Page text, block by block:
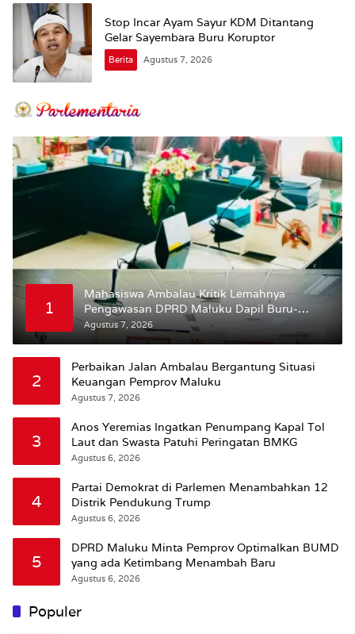
Stop Incar Ayam Sayur KDM Ditantang
Gelar Sayembara Buru Koruptor
Berita Agustus 7, 2026
1
Mahasiswa Ambalau Kritik Lemahnya
Pengawasan DPRD Maluku Dapil Buru-
Bursel Terhadap Proses Perubahan Status
Jalan
Agustus 7, 2026
2
Perbaikan Jalan Ambalau Bergantung Situasi
Keuangan Pemprov Maluku
Agustus 7, 2026
3
Anos Yeremias Ingatkan Penumpang Kapal Tol
Laut dan Swasta Patuhi Peringatan BMKG
Agustus 6, 2026
4
Partai Demokrat di Parlemen Menambahkan 12
Distrik Pendukung Trump
Agustus 6, 2026
5
DPRD Maluku Minta Pemprov Optimalkan BUMD
yang ada Ketimbang Menambah Baru
Agustus 6, 2026
Populer